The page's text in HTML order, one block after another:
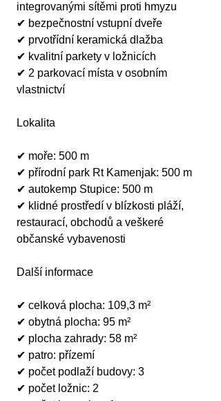
integrovanými sítěmi proti hmyzu
✔ bezpečnostní vstupní dveře
✔ prvotřídní keramická dlažba
✔ kvalitní parkety v ložnicích
✔ 2 parkovací místa v osobním
vlastnictví
Lokalita
✔ moře: 500 m
✔ přírodní park Rt Kamenjak: 500 m
✔ autokemp Stupice: 500 m
✔ klidné prostředí v blízkosti pláží,
restaurací, obchodů a veškeré
občanské vybavenosti
Další informace
✔ celková plocha: 109,3 m²
✔ obytná plocha: 95 m²
✔ plocha zahrady: 58 m²
✔ patro: přízemí
✔ počet podlaží budovy: 3
✔ počet ložnic: 2